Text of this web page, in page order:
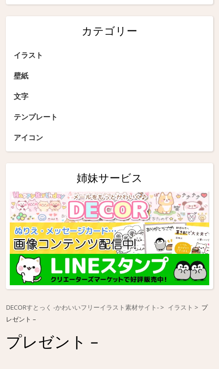
カテゴリー
イラスト
壁紙
文字
テンプレート
アイコン
姉妹サービス
DECORすとっく -かわいいフリーイラスト素材サイト- イラスト
プ
レゼント –
プレゼント –